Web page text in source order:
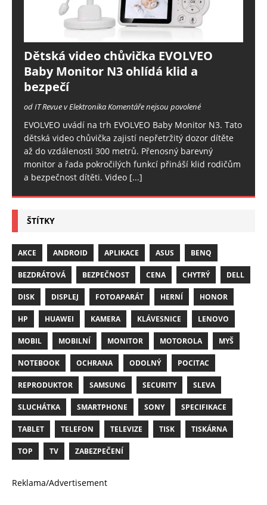
Dětská video chůvička EVOLVEO
Baby Monitor N3 ohlídá klid a
bezpečí
od IT Revue v ElektronikaKomentáře nejsou povolené
EVOLVEO uvádí na trh EVOLVEO Baby Monitor N3. Tato
dětská video chůvička zajistí nepřetržitý dozor dítěte
až do vzdálenosti 300 metrů. Přenosný barevný
monitor a řada pokročilých funkcí přináší klid rodičům
a bezpečnost dítěti. Video [...]
ŠTÍTKY
AKCE ANDROID APLIKACE ASUS BENQ
BEZDRÁTOVÁ BEZPEČNOST CENA CHYTRÝ DELL
DISK DISPLEJ FOTOAPARÁT HERNÍ HONOR
HP HUAWEI KAMERA KLÁVESNICE LENOVO
MOBIL MOBILNÍ MONITOR MOTOROLA MYŠ
NOTEBOOK OCHRANA ODOLNÝ POCITAC
REPRODUKTOR SAMSUNG SECURITY SLEVA
SLUCHÁTKA SMARTPHONE SONY SPECIFIKACE
TABLET TELEFON TELEVIZE TISK TISKÁRNA
TOP TV ZABEZPEČENÍ
Reklama/Advertisement